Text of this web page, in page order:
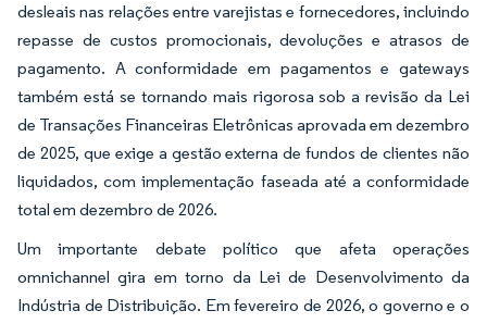
desleais nas relações entre varejistas e fornecedores, incluindo
repasse de custos promocionais, devoluções e atrasos de
pagamento. A conformidade em pagamentos e gateways
também está se tornando mais rigorosa sob a revisão da Lei
de Transações Financeiras Eletrônicas aprovada em dezembro
de 2025, que exige a gestão externa de fundos de clientes não
liquidados, com implementação faseada até a conformidade
total em dezembro de 2026.
Um importante debate político que afeta operações
omnichannel gira em torno da Lei de Desenvolvimento da
Indústria de Distribuição. Em fevereiro de 2026, o governo e o